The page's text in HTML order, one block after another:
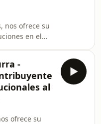
Fabra.
nos ofrece su
en el
en una
Administrativo
Fabra.
-
al
ofrece su